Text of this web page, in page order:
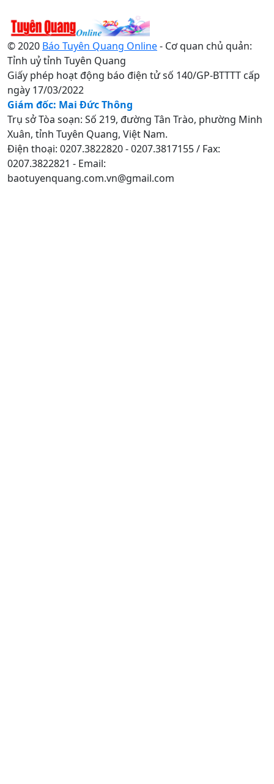
© 2020 Báo Tuyên Quang Online- Cơ quan chủ quản:
Tỉnh uỷ tỉnh Tuyên Quang
Giấy phép hoạt động báo điện tử số 140/GP-BTTTT cấp
ngày 17/03/2022
Giám đốc: Mai Đức Thông
Trụ sở Tòa soạn: Số 219, đường Tân Trào, phường Minh
Xuân, tỉnh Tuyên Quang, Việt Nam.
Điện thoại: 0207.3822820 - 0207.3817155 / Fax:
0207.3822821 - Email:
baotuyenquang.com.vn@gmail.com